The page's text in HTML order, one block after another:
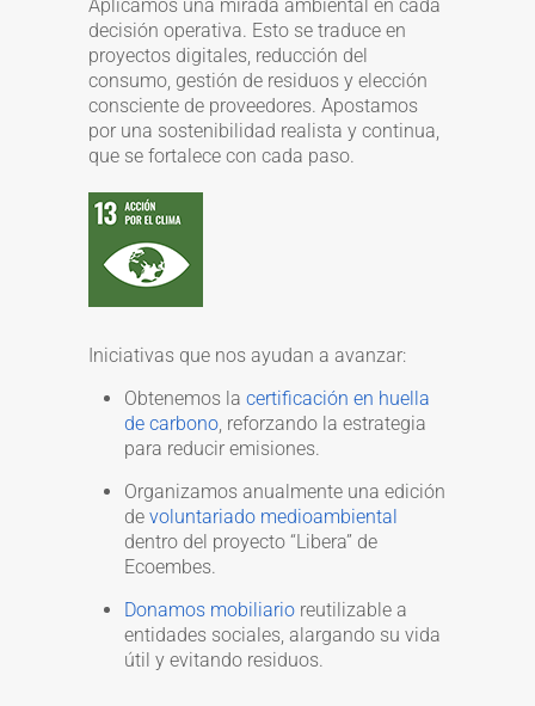
Aplicamos una mirada ambiental en cada
decisión operativa. Esto se traduce en
proyectos digitales, reducción del
consumo, gestión de residuos y elección
consciente de proveedores. Apostamos
por una sostenibilidad realista y continua,
que se fortalece con cada paso.
Iniciativas que nos ayudan a avanzar:
Obtenemos la certificación en huella
de carbono , reforzando la estrategia
para reducir emisiones.
Organizamos anualmente una edición
de voluntariado medioambiental
dentro del proyecto “Libera” de
Ecoembes.
Donamos mobiliario reutilizable a
entidades sociales, alargando su vida
útil y evitando residuos.